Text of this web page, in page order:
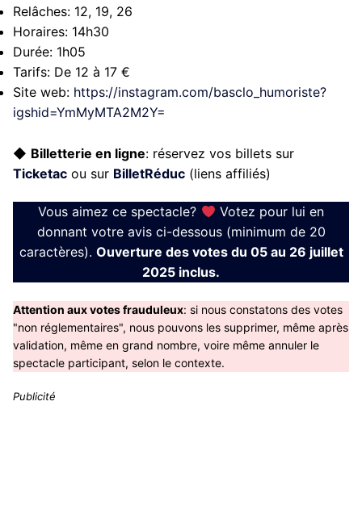
Relâches: 12, 19, 26
Horaires: 14h30
Durée: 1h05
Tarifs: De 12 à 17 €
Site web: https://instagram.com/basclo_humoriste?
igshid=YmMyMTA2M2Y=
◆ Billetterie en ligne: réservez vos billets sur
Ticketac ou sur BilletRéduc (liens affiliés)
Vous aimez ce spectacle?
Votez pour lui en
donnant votre avis ci-dessous (minimum de 20
caractères). Ouverture des votes du 05 au 26 juillet
2025 inclus.
Attention aux votes frauduleux: si nous constatons des votes
"non réglementaires", nous pouvons les supprimer, même après
validation, même en grand nombre, voire même annuler le
spectacle participant, selon le contexte.
Publicité